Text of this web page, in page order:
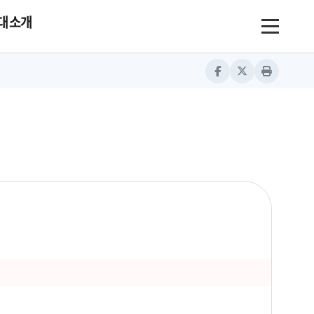
소개
Facebook
TwitterPrint